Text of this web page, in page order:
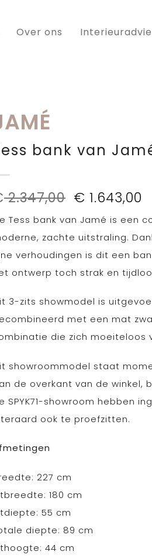
Over ons
bank van
2.347,00
was:
€ 2.347,00.
€ 1.643,00
Tess bank van Jamé is een
zachte uitstraling.
verhoudingen is dit een
ontwerp toch strak en
3-zits showmodel is
met een mat
die zich moeiteloos
showroommodel staat
de overkant van de winkel,
SPYK71-showroom hebben
ook te proefzitten.
227 cm
180 cm
55 cm
diepte: 89 cm
44 cm